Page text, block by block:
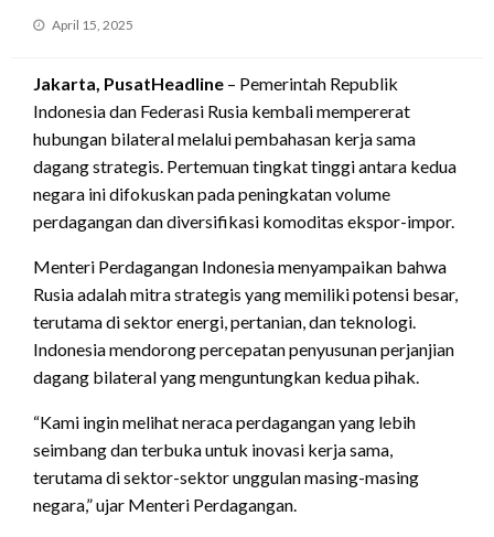
Posted
April 15, 2025
Jakarta, PusatHeadline – Pemerintah Republik
Indonesia dan Federasi Rusia kembali mempererat
hubungan bilateral melalui pembahasan kerja sama
dagang strategis. Pertemuan tingkat tinggi antara kedua
negara ini difokuskan pada peningkatan volume
perdagangan dan diversifikasi komoditas ekspor-impor.
Menteri Perdagangan Indonesia menyampaikan bahwa
Rusia adalah mitra strategis yang memiliki potensi besar,
terutama di sektor energi, pertanian, dan teknologi.
Indonesia mendorong percepatan penyusunan perjanjian
dagang bilateral yang menguntungkan kedua pihak.
“Kami ingin melihat neraca perdagangan yang lebih
seimbang dan terbuka untuk inovasi kerja sama,
terutama di sektor-sektor unggulan masing-masing
negara,” ujar Menteri Perdagangan.